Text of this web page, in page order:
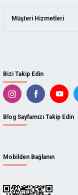
Bizi Takip Edin
Blog Sayfamızı Takip Edin
Mobilden Bağlanın
Müşteri Hizmetleri